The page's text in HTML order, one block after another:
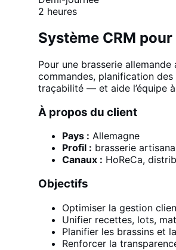
2 heures
Système CRM
Pour une brasserie
commandes, planification
traçabilité — et aide l’équipe
À propos du client
Pays : Allemagne
Profil : brasserie
Canaux : HoReCa,
Objectifs
Optimiser la gestion
Unifier recettes, lots,
Planifier les brassins et
Renforcer la